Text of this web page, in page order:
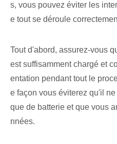
s, vous pouvez éviter les
e tout se déroule
Tout d'abord, assurez-vous
est suffisamment chargé et
entation pendant tout le
e façon vous éviterez qu'il
que de batterie et que vous
nnées.